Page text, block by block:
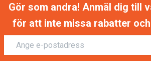
Gör som andra! Anmäl dig till
för att inte missa rabatter